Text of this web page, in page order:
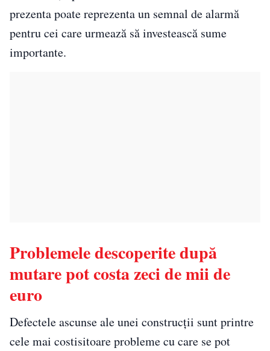
prezenta poate reprezenta un semnal de alarmă
pentru cei care urmează să investească sume
importante.
Problemele descoperite după
mutare pot costa zeci de mii de
euro
Defectele ascunse ale unei construcții sunt printre
cele mai costisitoare probleme cu care se pot